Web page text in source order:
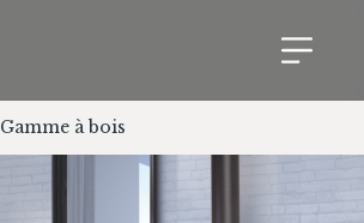
Gamme à bois